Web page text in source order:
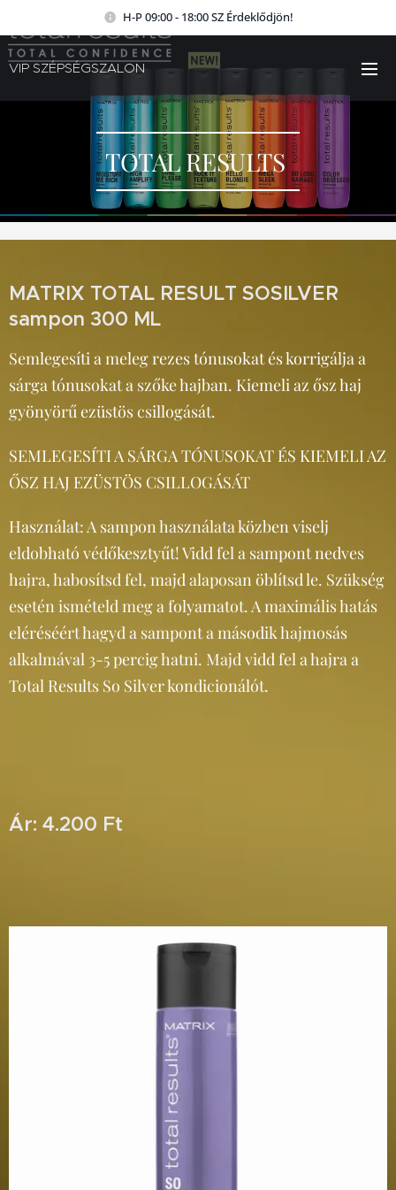
H-P 09:00 - 18:00 SZ Érdeklődjön!
VIP SZÉPSÉGSZALON
TOTAL RESULTS
MATRIX TOTAL RESULT SOSILVER
sampon 300 ML
Semlegesíti a meleg rezes tónusokat és korrigálja a
sárga tónusokat a szőke hajban. Kiemeli az ősz haj
gyönyörű ezüstös csillogását.
SEMLEGESÍTI A SÁRGA TÓNUSOKAT ÉS KIEMELI AZ
ŐSZ HAJ EZÜSTÖS CSILLOGÁSÁT
Használat: A sampon használata közben viselj
eldobható védőkesztyűt! Vidd fel a sampont nedves
hajra, habosítsd fel, majd alaposan öblítsd le. Szükség
esetén ismételd meg a folyamatot. A maximális hatás
eléréséért hagyd a sampont a második hajmosás
alkalmával 3-5 percig hatni. Majd vidd fel a hajra a
Total Results So Silver kondicionálót.
Ár: 4.200 Ft